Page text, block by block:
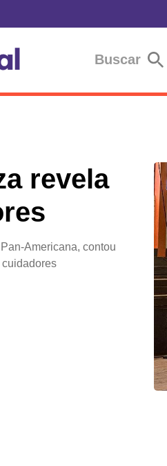
Buscar
revela
Americana, contou